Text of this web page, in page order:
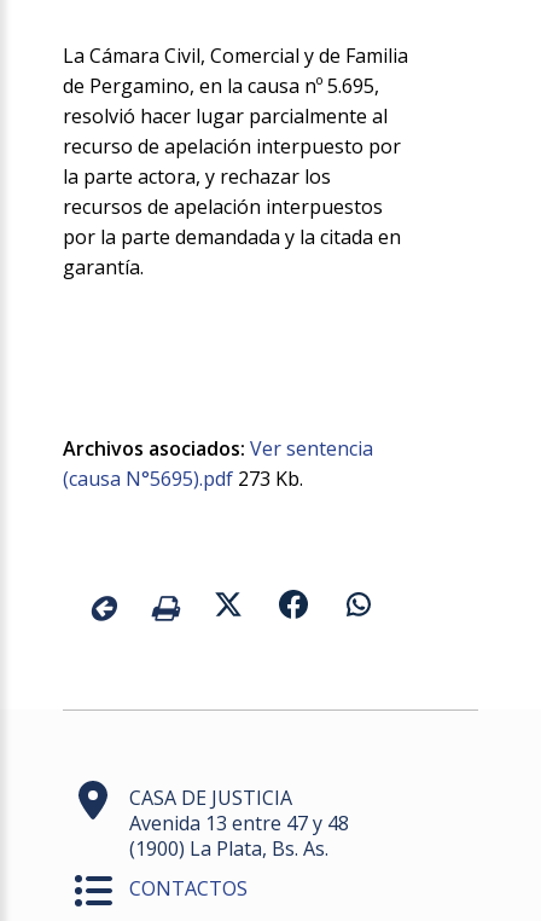
La Cámara Civil, Comercial y de Familia
de Pergamino, en la causa nº 5.695,
resolvió hacer lugar parcialmente al
recurso de apelación interpuesto por
la parte actora, y rechazar los
recursos de apelación interpuestos
por la parte demandada y la citada en
garantía.
Archivos asociados: Ver sentencia
(causa N°5695).pdf 273 Kb.
CASA DE JUSTICIA
Avenida 13 entre 47 y 48
(1900) La Plata, Bs. As.
CONTACTOS